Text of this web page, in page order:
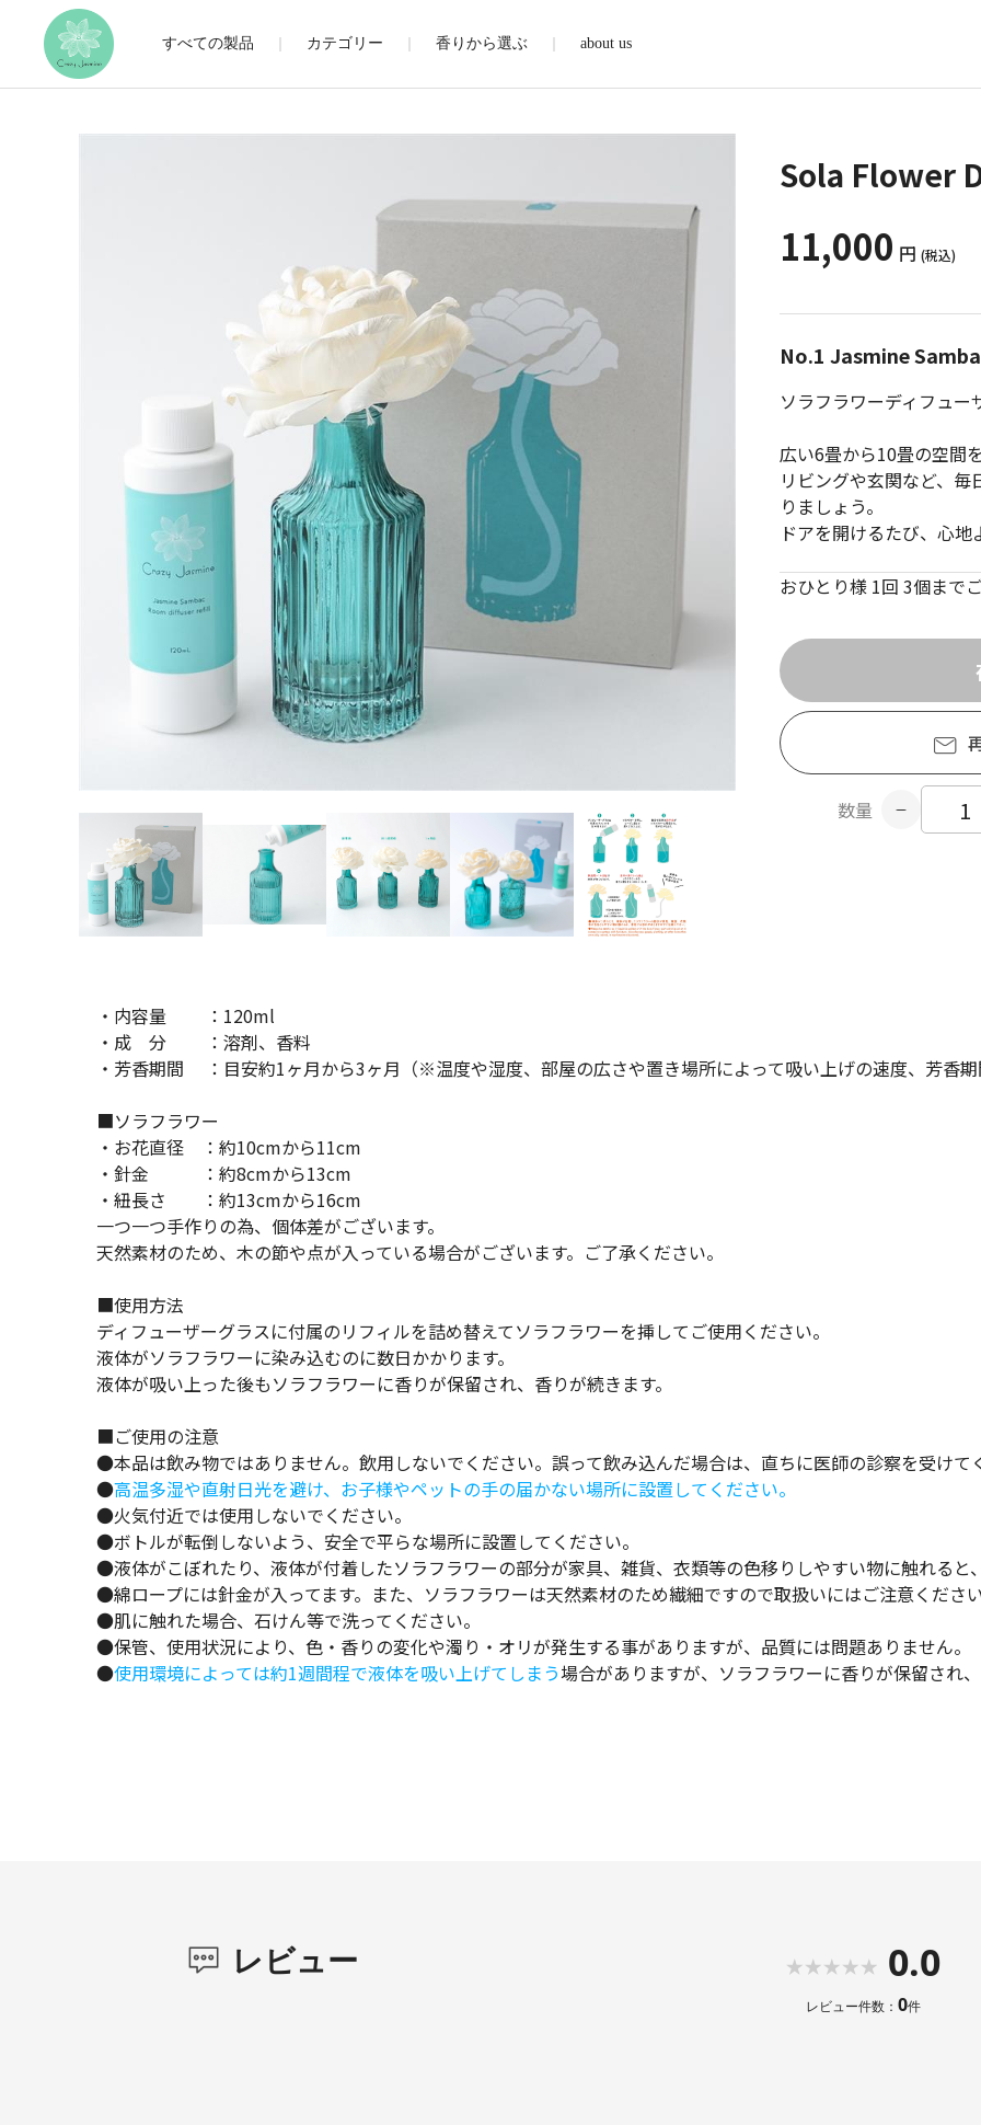
すべての製品 カテゴリー 香りから選ぶ about us
Sola Flower
11,000 円 (税込)
おひとり様 1回 3個まで
No.1 Jasmine
ソラフラワーディフュ
広い6畳から10畳の空間
リビングや玄関など、
りましょう。
ドアを開けるたび、心
数量
・内容量 ：120ml
・成 分 ：溶剤、香料
・芳香期間 ：目安約1ヶ月から3ヶ月（※温度や湿度、部屋の広さや置き場所によって吸い上げの速度、芳香
■ソラフラワー
・お花直径 ：約10cmから11cm
・針金 ：約8cmから13cm
・紐長さ ：約13cmから16cm
一つ一つ手作りの為、個体差がございます。
天然素材のため、木の節や点が入っている場合がございます。ご了承ください。
■使用方法
ディフューザーグラスに付属のリフィルを詰め替えてソラフラワーを挿してご使用ください。
液体がソラフラワーに染み込むのに数日かかります。
液体が吸い上った後もソラフラワーに香りが保留され、香りが続きます。
■ご使用の注意
●本品は飲み物ではありません。飲用しないでください。誤って飲み込んだ場合は、直ちに医師の診察を受けて
●高温多湿や直射日光を避け、お子様やペットの手の届かない場所に設置してください。
●火気付近では使用しないでください。
●ボトルが転倒しないよう、安全で平らな場所に設置してください。
●液体がこぼれたり、液体が付着したソラフラワーの部分が家具、雑貨、衣類等の色移りしやすい物に触れる
●綿ロープには針金が入ってます。また、ソラフラワーは天然素材のため繊細ですので取扱いにはご注意くださ
●肌に触れた場合、石けん等で洗ってください。
●保管、使用状況により、色・香りの変化や濁り・オリが発生する事がありますが、品質には問題ありません。
●使用環境によっては約1週間程で液体を吸い上げてしまう場合がありますが、ソラフラワーに香りが保留され
レビュー 0.0
レビュー件数： 0件